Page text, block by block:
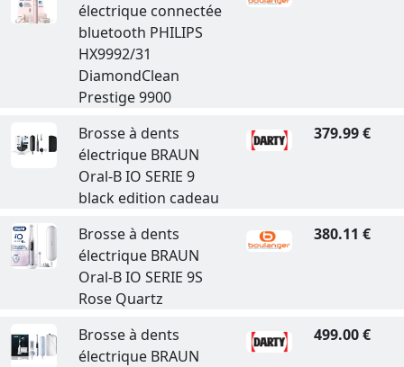
électrique connectée
bluetooth PHILIPS
HX9992/31
DiamondClean
Prestige 9900
Brosse à dents
électrique BRAUN
Oral-B IO SERIE 9
black edition cadeau
379.99 €
Brosse à dents
électrique BRAUN
Oral-B IO SERIE 9S
Rose Quartz
380.11 €
Brosse à dents
électrique BRAUN
499.00 €